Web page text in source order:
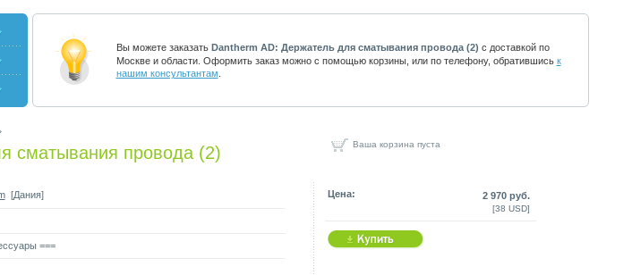
Вы можете заказать Dantherm AD: Держатель для сматывания провода (2) с доставкой по
Москве и области. Оформить заказ можно с помощью корзины, или по телефону, обратившись к
нашим консультантам
сматывания провода (2) Ваша корзина пуста
[Дания]
===
Цена: 2 970 руб.
[38 USD]